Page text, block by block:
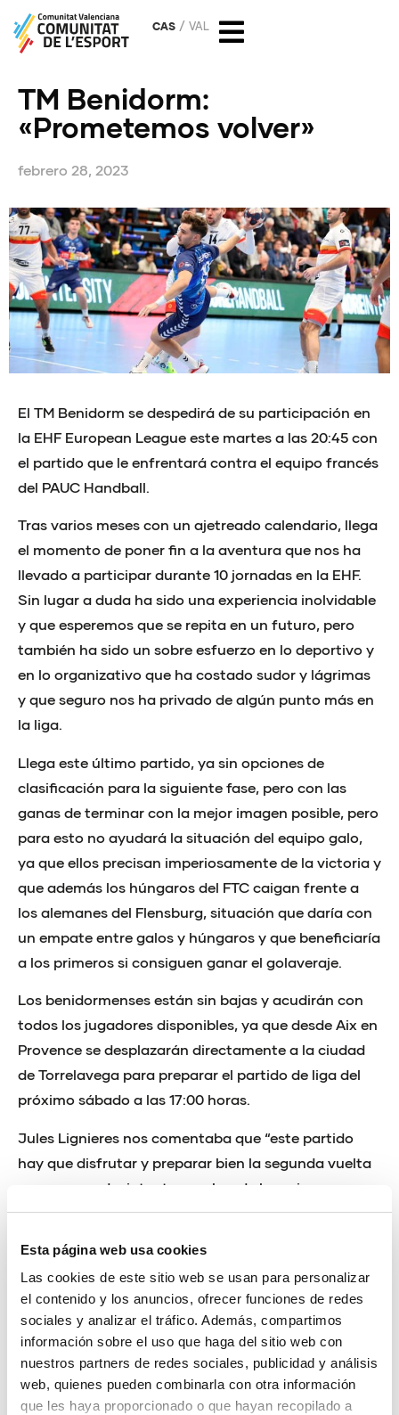
Esta página web usa cookies
Las cookies de este sitio web se usan para personalizar
el contenido y los anuncios, ofrecer funciones de redes
sociales y analizar el tráfico. Además, compartimos
información sobre el uso que haga del sitio web con
nuestros partners de redes sociales, publicidad y análisis
web, quienes pueden combinarla con otra información
que les haya proporcionado o que hayan recopilado a
CAS VAL
TM Benidorm:
«Prometemos volver»
febrero 28, 2023
El TM Benidorm se despedirá de su participación en
la EHF European League este martes a las 20:45 con
el partido que le enfrentará contra el equipo francés
del PAUC Handball.
Tras varios meses con un ajetreado calendario, llega
el momento de poner fin a la aventura que nos ha
llevado a participar durante 10 jornadas en la EHF.
Sin lugar a duda ha sido una experiencia inolvidable
y que esperemos que se repita en un futuro, pero
también ha sido un sobre esfuerzo en lo deportivo y
en lo organizativo que ha costado sudor y lágrimas
y que seguro nos ha privado de algún punto más en
la liga.
Llega este último partido, ya sin opciones de
clasificación para la siguiente fase, pero con las
ganas de terminar con la mejor imagen posible, pero
para esto no ayudará la situación del equipo galo,
ya que ellos precisan imperiosamente de la victoria y
que además los húngaros del FTC caigan frente a
los alemanes del Flensburg, situación que daría con
un empate entre galos y húngaros y que beneficiaría
a los primeros si consiguen ganar el golaveraje.
Los benidormenses están sin bajas y acudirán con
todos los jugadores disponibles, ya que desde Aix en
Provence se desplazarán directamente a la ciudad
de Torrelavega para preparar el partido de liga del
próximo sábado a las 17:00 horas.
Jules Lignieres nos comentaba que “este partido
hay que disfrutar y preparar bien la segunda vuelta
que nos queda, intentar acabar de la mejor manera
esta fase de grupos que ha sido tan bonita y dura a
juegan la clasificación”.
Fernando Latorre nos decía que “sera nuestra
despedida y queremos hacerlo bien, pero sabemos
de la importancia que tiene para nosotros la liga.
Esperamos un partido durísimo porque ellos se
juegan la clasificación, pero también será bonito de